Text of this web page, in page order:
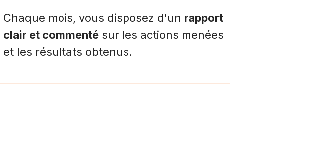
Chaque mois, vous disposez d'un rapport
clair et commenté sur les actions menées
et les résultats obtenus.